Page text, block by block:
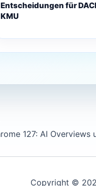
Entscheidungen für
KMU
Copyright ©